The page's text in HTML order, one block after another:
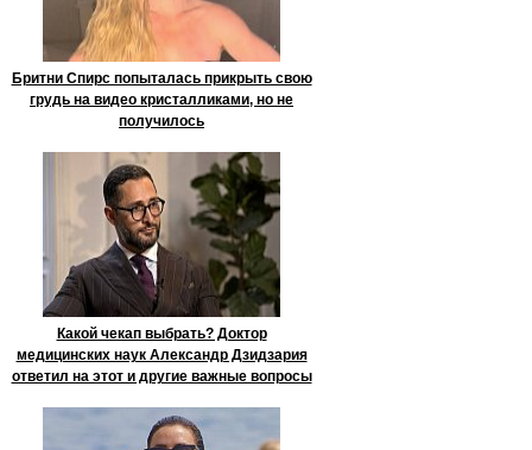
Бритни Спирс попыталась прикрыть свою
грудь на видео кристалликами, но не
получилось
Какой чекап выбрать? Доктор
медицинских наук Александр Дзидзария
ответил на этот и другие важные вопросы